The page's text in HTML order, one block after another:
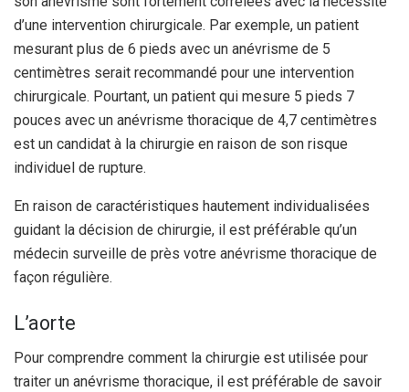
d’une intervention chirurgicale. Par exemple, un patient
mesurant plus de 6 pieds avec un anévrisme de 5
centimètres serait recommandé pour une intervention
chirurgicale. Pourtant, un patient qui mesure 5 pieds 7
pouces avec un anévrisme thoracique de 4,7 centimètres
est un candidat à la chirurgie en raison de son risque
individuel de rupture.
En raison de caractéristiques hautement individualisées
guidant la décision de chirurgie, il est préférable qu’un
médecin surveille de près votre anévrisme thoracique de
façon régulière.
L’aorte
Pour comprendre comment la chirurgie est utilisée pour
traiter un anévrisme thoracique, il est préférable de savoir